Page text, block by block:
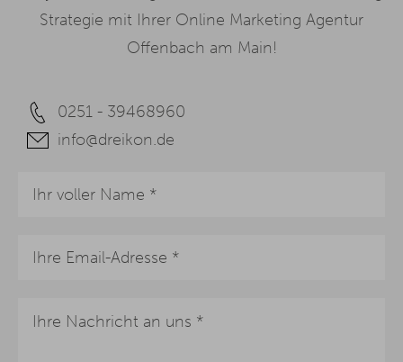
Strategie mit Ihrer Online Marketing Agentur
Offenbach am Main!
0251 - 39468960
info@dreikon.de